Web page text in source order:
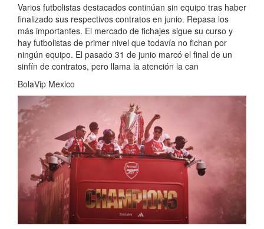
Varios futbolistas destacados continúan sin equipo tras haber
finalizado sus respectivos contratos en junio. Repasa los
más importantes. El mercado de fichajes sigue su curso y
hay futbolistas de primer nivel que todavía no fichan por
ningún equipo. El pasado 31 de junio marcó el final de un
sinfín de contratos, pero llama la atención la can
BolaVip Mexico